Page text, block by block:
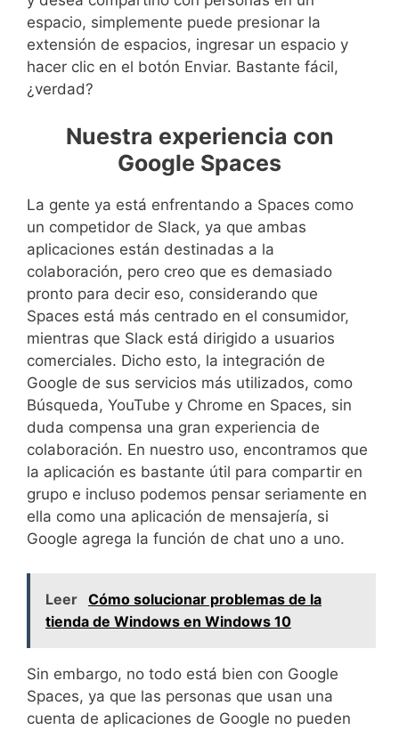
espacio, simplemente puede presionar la
extensión de espacios, ingresar un espacio y
hacer clic en el botón Enviar. Bastante fácil,
¿verdad?
Nuestra experiencia con
Google Spaces
La gente ya está enfrentando a Spaces como
un competidor de Slack, ya que ambas
aplicaciones están destinadas a la
colaboración, pero creo que es demasiado
pronto para decir eso, considerando que
Spaces está más centrado en el consumidor,
mientras que Slack está dirigido a usuarios
comerciales. Dicho esto, la integración de
Google de sus servicios más utilizados, como
Búsqueda, YouTube y Chrome en Spaces, sin
duda compensa una gran experiencia de
colaboración. En nuestro uso, encontramos que
la aplicación es bastante útil para compartir en
grupo e incluso podemos pensar seriamente en
ella como una aplicación de mensajería, si
Google agrega la función de chat uno a uno.
Leer Cómo solucionar problemas de la
tienda de Windows en Windows 10
Sin embargo, no todo está bien con Google
Spaces, ya que las personas que usan una
cuenta de aplicaciones de Google no pueden